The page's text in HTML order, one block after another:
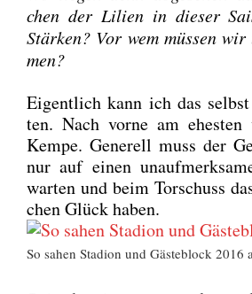
chen der Lili­en in die­ser
Stär­ken? Vor wem müs­sen
men?
Eigent­lich kann ich das
ten. Nach vor­ne am
Kem­pe. Gene­rell muss der
nur auf einen
war­ten und beim Tor­schuss
chen Glück haben.
So sahen Sta­di­on und Gäs­te­block 2016